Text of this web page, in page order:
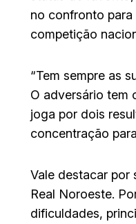
no confronto
competição
“Tem sempre as
O adversário tem
joga por dois
concentração
Vale destacar por
Real Noroeste.
dificuldades,